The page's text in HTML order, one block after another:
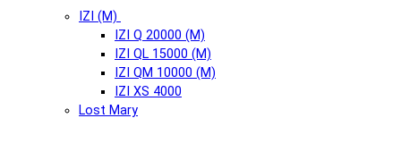
IZI (М)
IZI Q 20000 (М)
IZI QL 15000 (М)
IZI QM 10000 (М)
IZI XS 4000
Lost Mary